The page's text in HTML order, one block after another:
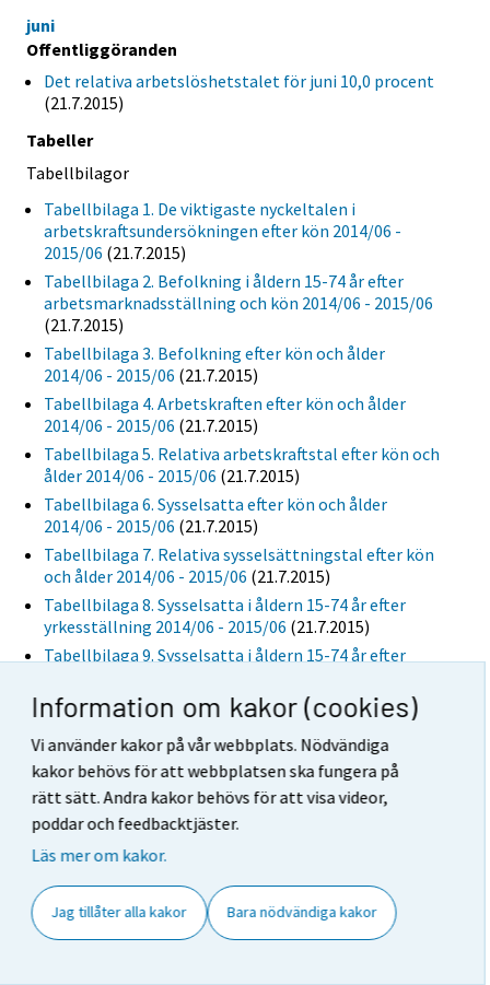
Information om kakor (cookies)
Vi använder kakor på vår webbplats. Nödvändiga
kakor behövs för att webbplatsen ska fungera på
rätt sätt. Andra kakor behövs för att visa videor,
poddar och feedbacktjäster.
Läs mer om kakor.
Jag tillåter alla kakor Bara nödvändiga kakor
juni
Offentliggöranden
Det relativa arbetslöshetstalet för juni 10,0 procent
(21.7.2015)
Tabeller
Tabellbilagor
Tabellbilaga 1. De viktigaste nyckeltalen i
arbetskraftsundersökningen efter kön 2014/06 -
2015/06 (21.7.2015)
Tabellbilaga 2. Befolkning i åldern 15-74 år efter
arbetsmarknadsställning och kön 2014/06 - 2015/06
(21.7.2015)
Tabellbilaga 3. Befolkning efter kön och ålder
2014/06 - 2015/06 (21.7.2015)
Tabellbilaga 4. Arbetskraften efter kön och ålder
2014/06 - 2015/06 (21.7.2015)
Tabellbilaga 5. Relativa arbetskraftstal efter kön och
ålder 2014/06 - 2015/06 (21.7.2015)
Tabellbilaga 6. Sysselsatta efter kön och ålder
2014/06 - 2015/06 (21.7.2015)
Tabellbilaga 7. Relativa sysselsättningstal efter kön
och ålder 2014/06 - 2015/06 (21.7.2015)
Tabellbilaga 8. Sysselsatta i åldern 15-74 år efter
yrkesställning 2014/06 - 2015/06 (21.7.2015)
Tabellbilaga 9. Sysselsatta i åldern 15-74 år efter
Tabellbilaga 10. Sysselsatta i åldern 15-74 år efter
Regionförvaltningsverken (RFV) 2014/06 - 2015/06
(21.7.2015)
Tabellbilaga 11. Deltidssysselsatta i åldern 15-74 år
efter kön 2014/06 - 2015/06(21.7.2015)
Tabellbilaga 12. Andelen deltidssysselsatta av alla
sysselsatta i åldern 15-74 år efter kön 2014/06 -
Tabellbilaga 13. Löntagare i åldern 15-74 år efter typ
av anställningsförhållande 2014/06 - 2015/06
(21.7.2015)